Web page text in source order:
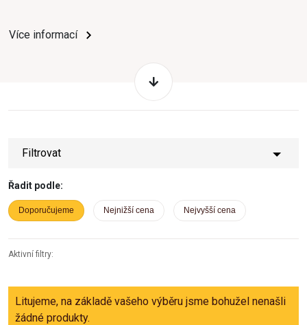
Více informací
Filtrovat
Řadit podle:
Doporučujeme Nejnižší cena Nejvyšší cena
Aktivní filtry:
Litujeme, na základě vašeho výběru jsme bohužel nenašli
žádné produkty.